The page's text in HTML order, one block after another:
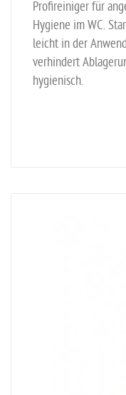
Profireiniger für
Hygiene im WC.
leicht in der
verhindert
hygienisch.